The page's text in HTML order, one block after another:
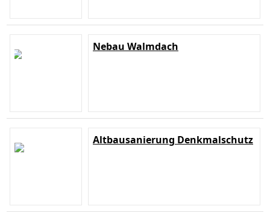
Nebau Walmdach
Altbausanierung Denkmalschutz